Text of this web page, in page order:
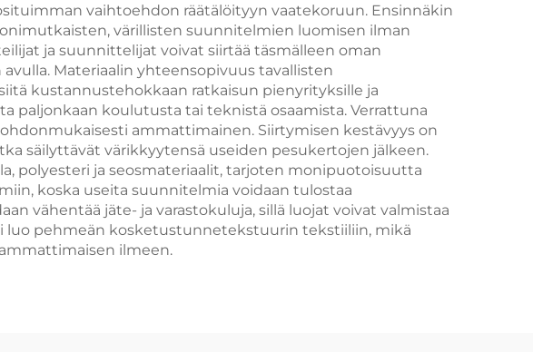
vaihtoehdon räätälöityyn vaatekoruun. Ensinnäkin
värillisten suunnitelmien luomisen ilman
ja suunnittelijat voivat siirtää täsmälleen oman
Materiaalin yhteensopivuus tavallisten
kustannustehokkaan ratkaisun pienyrityksille ja
paljonkaan koulutusta tai teknistä osaamista. Verrattuna
ammattimainen. Siirtymisen kestävyys on
säilyttävät värikkyytensä useiden pesukertojen jälkeen.
polyesteri ja seosmateriaalit, tarjoten monipuotoisuutta
koska useita suunnitelmia voidaan tulostaa
vähentää jäte- ja varastokuluja, sillä luojat voivat valmistaa
luo pehmeän kosketustunnetekstuurin tekstiiliin, mikä
ilmeen.